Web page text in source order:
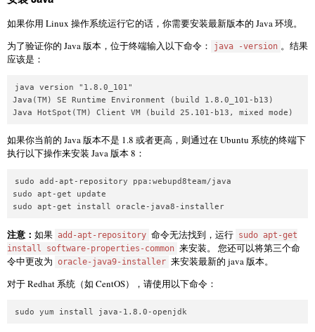
如果你用 Linux 操作系统运行它的话，你需要安装最新版本的 Java 环境。
为了验证你的 Java 版本，位于终端输入以下命令：
java -version 。结果
应该是：
java version "1.8.0_101"
Java(TM) SE Runtime Environment (build 1.8.0_101-b13)
如果你当前的 Java 版本不是 1.8 或者更高，则通过在 Ubuntu 系统的终端下
执行以下操作来安装 Java 版本 8：
sudo add-apt-repository ppa:webupd8team/java
sudo apt-get update
注意： 如果 add-apt-repository 命令无法找到，运行 sudo apt-get
install software-properties-common 来安装。 您还可以将第三个命
令中更改为 oracle-java9-installer 来安装最新的 java 版本。
对于 Redhat 系统（如 CentOS），请使用以下命令：